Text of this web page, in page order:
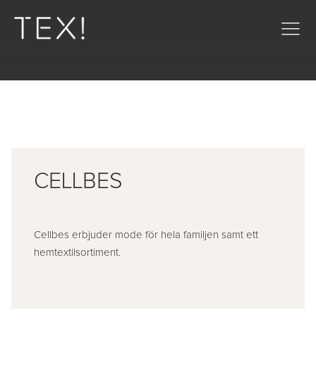
CELLBES
Cellbes erbjuder mode för hela familjen samt ett
hemtextilsortiment.